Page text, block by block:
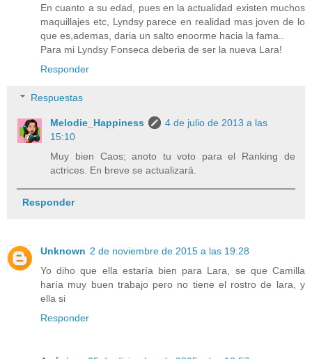
En cuanto a su edad, pues en la actualidad existen muchos
maquillajes etc, Lyndsy parece en realidad mas joven de lo
que es,ademas, daria un salto enoorme hacia la fama..
Para mi Lyndsy Fonseca deberia de ser la nueva Lara!
Responder
Respuestas
Melodie_Happiness
4 de julio de 2013 a las
15:10
Muy bien Caos; anoto tu voto para el Ranking de
actrices. En breve se actualizará.
Responder
Unknown 2 de noviembre de 2015 a las 19:28
Yo diho que ella estaría bien para Lara, se que Camilla
haría muy buen trabajo pero no tiene el rostro de lara, y
ella si
Responder